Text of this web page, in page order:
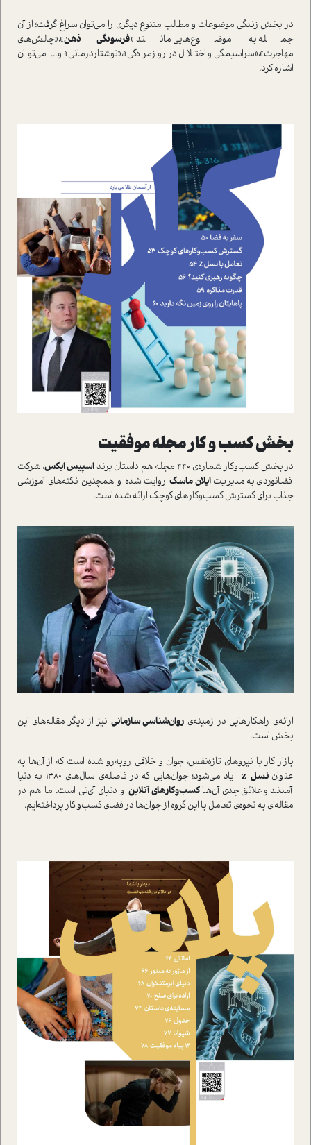
در بخش زندگي موضوعات و مطالب متنوع ديگري را مي‌توان سراغ گرفت؛ از آن
جمله به موضوع‌هايي مانند «فرسودگي ذهن»،«چالش‌هاي
مهاجرت»،«سراسيمگي و اختلال در روزمره‌گي»،«نوشتاردرماني» و... مي‌توان
اشاره کرد.
بخش کسب و کار مجله موفقيت
در بخش کسب‌وکار شماره‌ي 440 مجله هم داستان برند اسپيس ايکس، شرکت
فضانوردي به مديريت ايلان ماسکروايت شده و همچنين نکته‌هاي آموزشي
جذاب براي گسترش کسب‌وکارهاي کوچک ارائه شده است.
ارائه‌ي راهکارهايي در زمينه‌ي روان‌شناسي سازماني نيز از ديگر مقاله‌هاي اين
بخش است.
بازار کار با نيروهاي تازه‌نفس، جوان و خلاقي روبه‌رو شده است که از آن‌ها به
عنوان نسل z
ياد مي‌شود؛ جوان‌هايي که در فاصله‌ي سال‌هاي 1380 به دنيا
آمدند و علائق جدي آن‌هاکسب‌وکارهاي آنلاين و دنياي آي‌تي است. ما هم در
مقاله‌اي به نحوه‌ي تعامل با اين گروه از جوان‌ها در فضاي کسب‌و کار پرداخته‌ايم.